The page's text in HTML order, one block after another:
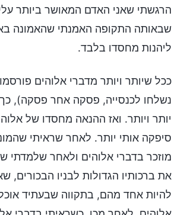
הרגשתי שאני האדם המאושר ביותר
שבאותה התקופה האמנתי שהאמונה
ליהנות מחסדו בלבד.
ככל שיותר ויותר מדברי אלוהים
נשלחו לכנסייה, פסקה אחר פסקה), כך
יותר ויותר. ואז ההנאה מחסדו של
סיפקה אותי יותר. לאחר שראיתי
מוזכר בדברי אלוהים ולאחר שלמדתי
את ברכותיו הגדולות לבניו הבכורים,
להיות אחד מהם, בתקווה שבעתיד